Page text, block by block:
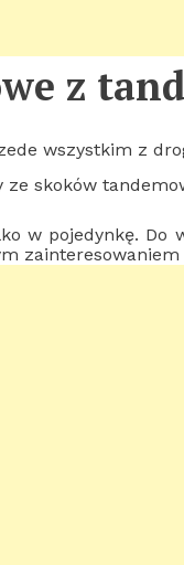
z
wszystkim z
skoków
w pojedynkę.